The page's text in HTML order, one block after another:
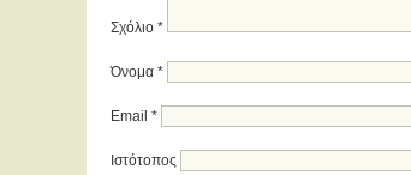
Σχόλιο *
Όνομα *
Email *
Ιστότοπος